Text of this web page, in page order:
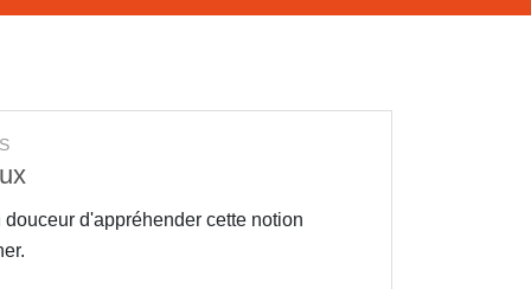
d'appréhender cette notion